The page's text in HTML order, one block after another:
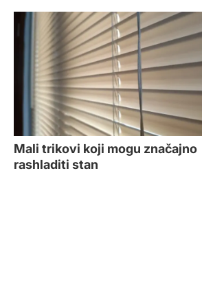
Mali trikovi koji mogu značajno
rashladiti stan